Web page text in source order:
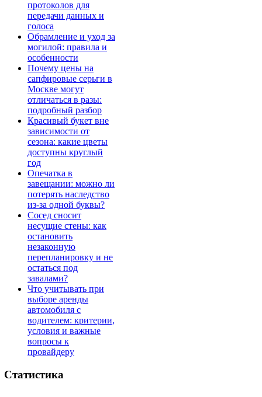
протоколов для
передачи данных и
голоса
Обрамление и уход за
могилой: правила и
особенности
Почему цены на
сапфировые серьги в
Москве могут
отличаться в разы:
подробный разбор
Красивый букет вне
зависимости от
сезона: какие цветы
доступны круглый
год
Опечатка в
завещании: можно ли
потерять наследство
из-за одной буквы?
Сосед сносит
несущие стены: как
остановить
незаконную
перепланировку и не
остаться под
завалами?
Что учитывать при
выборе аренды
автомобиля с
водителем: критерии,
условия и важные
вопросы к
провайдеру
Статистика